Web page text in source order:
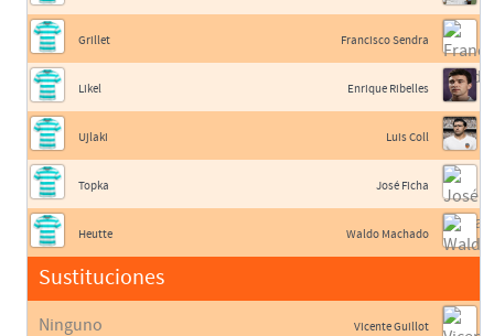
Grillet
Likel
Ujlaki
Topka
Heutte
Sustituciones
Ninguno
Francisco Sendra
Enrique Ribelles
Luis Coll
José Ficha
Waldo Machado
Vicente Guillot